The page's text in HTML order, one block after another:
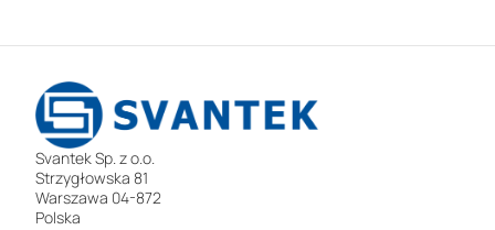
Svantek Sp. z o.o.
Strzygłowska 81
Warszawa 04-872
Polska